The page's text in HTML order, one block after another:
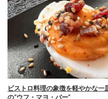
ビストロ料理の象徴を軽やかな一
の“ウフ・マヨ・バー”